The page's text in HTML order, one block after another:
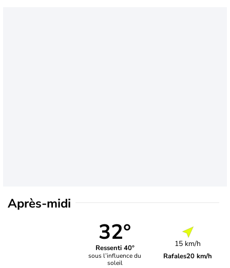
Après-midi
32°
Ressenti 40°
sous l’influence du
soleil
15 km/h
Rafales20 km/h